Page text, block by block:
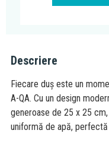
Descriere
Fiecare duș este un
A-QA. Cu un design
generoase de 25 x 25
uniformă de apă,